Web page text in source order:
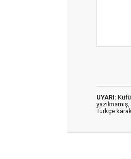
UYARI:
yazılmamış,
Türkçe